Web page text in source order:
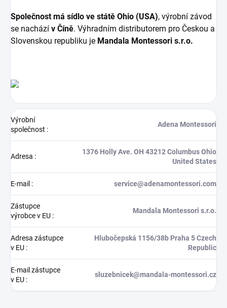
Společnost má sídlo ve státě Ohio (USA), výrobní závod
se nachází v Číně. Výhradním distributorem pro Českou a
Slovenskou republiku je Mandala Montessori s.r.o.
Výrobní
společnost :
Adena Montessori
Adresa :
1376 Holly Ave. OH 43212 Columbus Ohio
United States
E-mail : service@adenamontessori.com
Zástupce
výrobce v EU :
Mandala Montessori s.r.o.
Adresa zástupce
v EU :
Hlubočepská 1156/38b Praha 5 Czech
Republic
E-mail zástupce
v EU :
sluzebnicek@mandala-montessori.cz